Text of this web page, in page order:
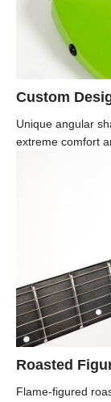
Custom
Unique angular
extreme comfort
Roasted
Flame-figured